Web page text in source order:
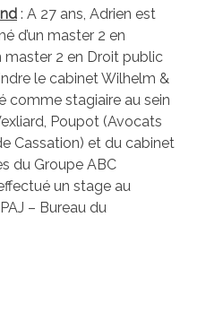
: A 27 ans, Adrien est
d’un master 2 en
master 2 en Droit public
le cabinet Wilhelm &
comme stagiaire au sein
Poupot (Avocats
Cassation) et du cabinet
du Groupe ABC
un stage au
– Bureau du